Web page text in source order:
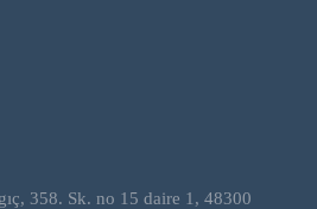
358. Sk. no 15 daire 1, 48300